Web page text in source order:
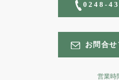
0248-
お問合せ
営業時